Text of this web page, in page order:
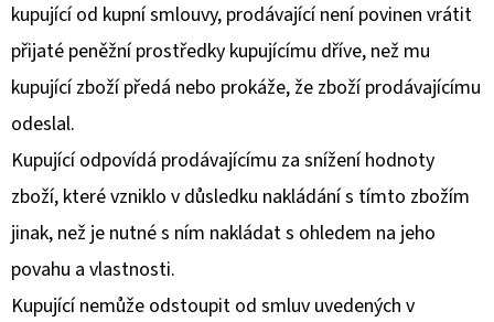
kupující od kupní smlouvy, prodávající není povinen vrátit
přijaté peněžní prostředky kupujícímu dříve, než mu
kupující zboží předá nebo prokáže, že zboží prodávajícímu
odeslal.
Kupující odpovídá prodávajícímu za snížení hodnoty
zboží, které vzniklo v důsledku nakládání s tímto zbožím
jinak, než je nutné s ním nakládat s ohledem na jeho
povahu a vlastnosti.
Kupující nemůže odstoupit od smluv uvedených v